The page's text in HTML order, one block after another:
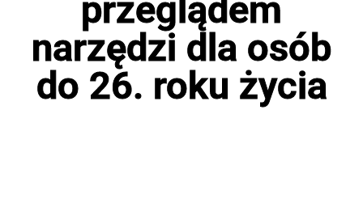
przeglądem
narzędzi dla osób
do 26. roku życia